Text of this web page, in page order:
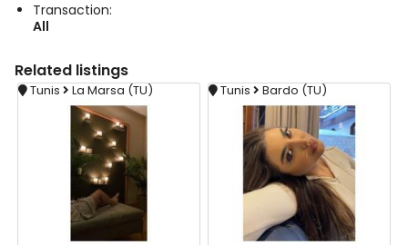
Transaction:
All
Related listings
Tunis La Marsa (TU) Tunis Bardo (TU)